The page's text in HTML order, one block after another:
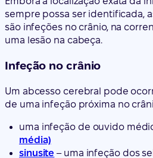
sempre possa ser identificada,
são infeções no crânio, na
uma lesão na cabeça.
Infeção no crânio
Um abcesso cerebral pode
de uma infeção próxima no
uma infeção de ouvido
média)
sinusite – uma infeção dos